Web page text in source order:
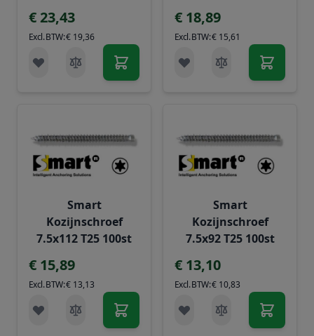
€ 23,43
€ 19,36
€ 18,89
€ 15,61
Smart
Kozijnschroef
7.5x112 T25 100st
€ 15,89
€ 13,13
Smart
Kozijnschroef
7.5x92 T25 100st
€ 13,10
€ 10,83